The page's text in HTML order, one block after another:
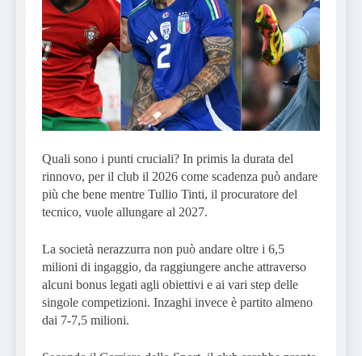
Quali sono i punti cruciali? In primis la durata del
rinnovo, per il club il 2026 come scadenza può andare
più che bene mentre Tullio Tinti, il procuratore del
tecnico, vuole allungare al 2027.
La società nerazzurra non può andare oltre i 6,5
milioni di ingaggio, da raggiungere anche attraverso
alcuni bonus legati agli obiettivi e ai vari step delle
singole competizioni. Inzaghi invece è partito almeno
dai 7-7,5 milioni.